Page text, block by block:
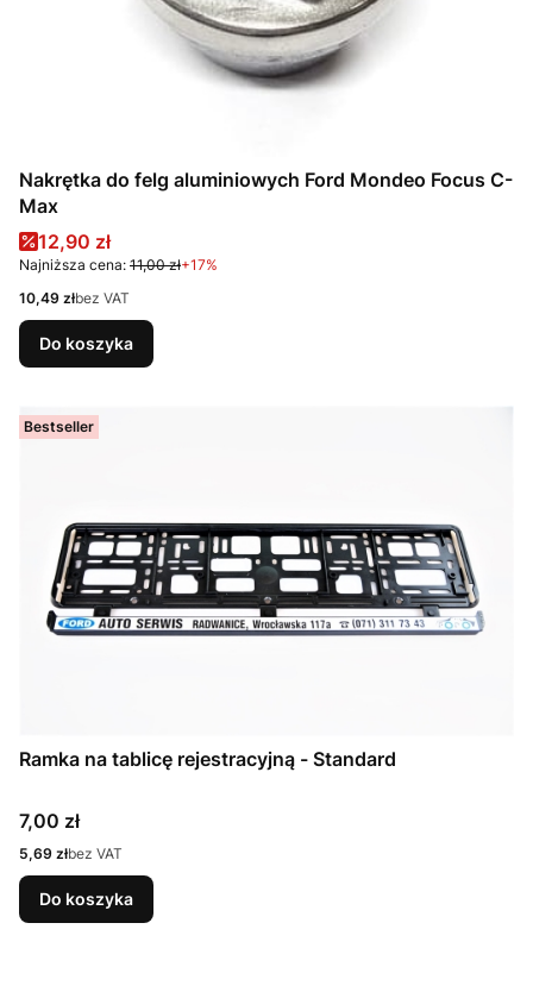
Nakrętka do felg aluminiowych Ford Mondeo Focus C-
Max
Cena promocyjna
12,90 zł
Najniższa cena: 11,00 zł+17%
Cena
10,49 złbez VAT
Do koszyka
Bestseller
Ramka na tablicę rejestracyjną - Standard
Cena
7,00 zł
Cena
5,69 złbez VAT
Do koszyka